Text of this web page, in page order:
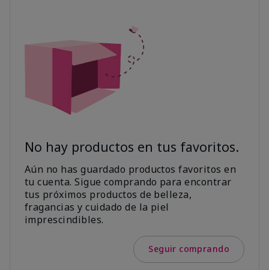
No hay productos en tus favoritos.
Aún no has guardado productos favoritos en
tu cuenta. Sigue comprando para encontrar
tus próximos productos de belleza,
fragancias y cuidado de la piel
imprescindibles.
Seguir comprando